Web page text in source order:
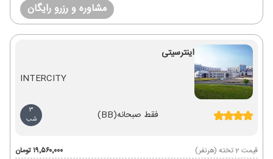
مشاوره و رزرو رایگان
اینترسیتی
INTERCITY
فقط صبحانه(BB)
3
شب
قیمت 2 تخته (هرنفر)
۱۹٬۵۶۰٬۰۰۰ تومان